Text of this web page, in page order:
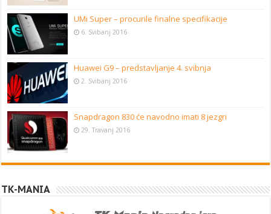
UMi Super – procurile finalne specifikacije
6. Svibanj 2016
Huawei G9 – predstavljanje 4. svibnja
2. Svibanj 2016
Snapdragon 830 će navodno imati 8 jezgri
29. Travanj 2016
TK-MANIA